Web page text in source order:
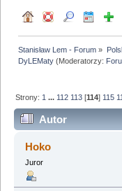
Stanisław Lem - Forum »
DyLEMaty (Moderatorzy:
Strony: 1 ... 112 113 [114] 115
Autor
nauk ;) (Przeczytany
Hoko
Juror